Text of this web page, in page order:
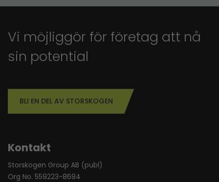
Vi möjliggör för företag att nå
sin potential
BLI EN DEL AV STORSKOGEN
Kontakt
Storskogen Group AB (publ)
Org No. 559223-8694